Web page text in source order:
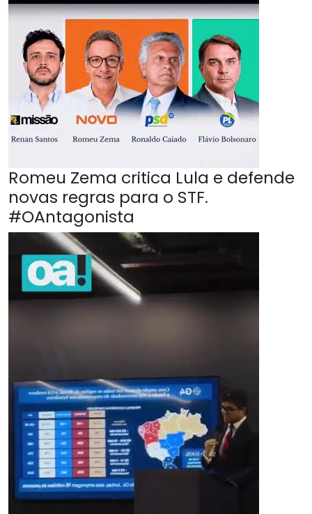
Romeu Zema critica Lula e defende
novas regras para o STF.
#OAntagonista